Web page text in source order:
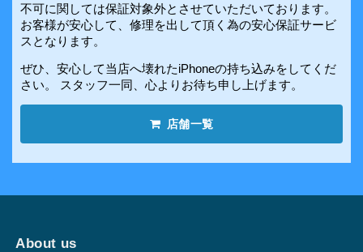
不可に関しては保証対象外とさせていただいております。
お客様が安心して、修理を出して頂く為の安心保証サービ
スとなります。
ぜひ、安心して当店へ壊れたiPhoneの持ち込みをしてくだ
さい。 スタッフ一同、心よりお待ち申し上げます。
店舗一覧
About us